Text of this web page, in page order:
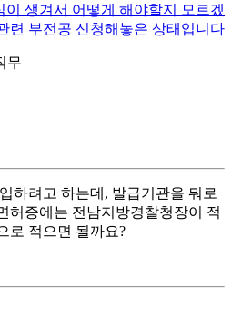
이 생겨서 어떻게 해야할지 모르겠
련 부전공 신청해놓은 상태입니다
무
하려고 하는데, 발급기관을 뭐로
허증에는 전남지방경찰청장이 적
로 적으면 될까요?